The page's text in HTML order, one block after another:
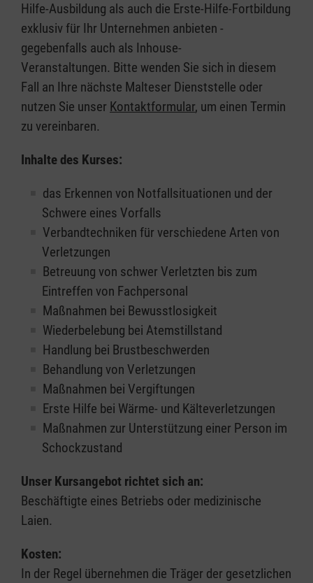
Hilfe-Ausbildung als auch die Erste-Hilfe-Fortbildung
exklusiv für Ihr Unternehmen anbieten -
gegebenfalls auch als Inhouse-
Veranstaltungen. Bitte wenden Sie sich in diesem
Fall an Ihre nächste Malteser Dienststelle oder
nutzen Sie unser Kontaktformular, um einen Termin
zu vereinbaren.
Inhalte des Kurses:
das Erkennen von Notfallsituationen und der
Schwere eines Vorfalls
Verbandtechniken für verschiedene Arten von
Verletzungen
Betreuung von schwer Verletzten bis zum
Eintreffen von Fachpersonal
Maßnahmen bei Bewusstlosigkeit
Wiederbelebung bei Atemstillstand
Handlung bei Brustbeschwerden
Behandlung von Verletzungen
Maßnahmen bei Vergiftungen
Erste Hilfe bei Wärme- und Kälteverletzungen
Maßnahmen zur Unterstützung einer Person im
Schockzustand
Unser Kursangebot richtet sich an:
Beschäftigte eines Betriebs oder medizinische
Laien.
Kosten:
In der Regel übernehmen die Träger der gesetzlichen